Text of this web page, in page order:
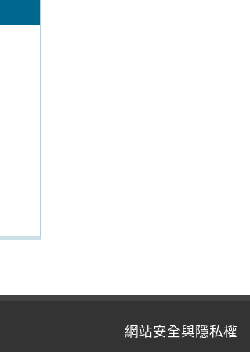
網站安全與隱私權